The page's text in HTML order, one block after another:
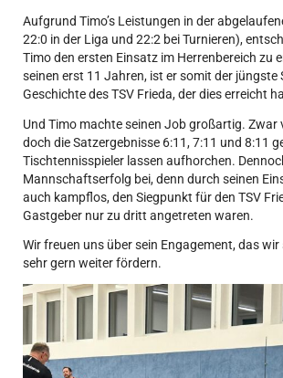
Aufgrund Timo’s Leistungen in der
22:0 in der Liga und 22:2 bei Turnieren),
Timo den ersten Einsatz im Herrenbereich zu
seinen erst 11 Jahren, ist er somit der jüngste
Geschichte des TSV Frieda, der dies erreicht
Und Timo machte seinen Job großartig. Zwar
doch die Satzergebnisse 6:11, 7:11 und 8:11
Tischtennisspieler lassen aufhorchen.
Mannschaftserfolg bei, denn durch seinen
auch kampflos, den Siegpunkt für den TSV
Gastgeber nur zu dritt angetreten waren.
Wir freuen uns über sein Engagement, das
sehr gern weiter fördern.